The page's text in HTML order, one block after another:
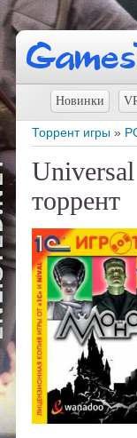
Новинки
Торрент игры »
торрент